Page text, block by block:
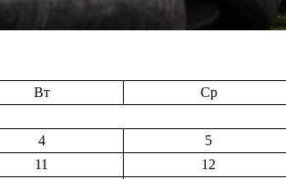
Вт Ср
4 5
11 12